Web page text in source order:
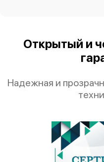
Открытый и
Надежная и